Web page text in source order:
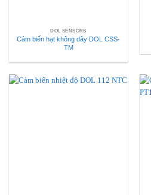
DOL SENSORS
Cảm biến hạt không dây DOL CSS-
TM